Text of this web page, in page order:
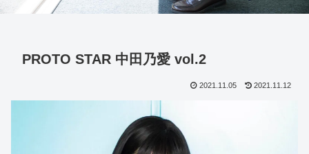
PROTO STAR 中田乃愛 vol.2
2021.11.05 2021.11.12